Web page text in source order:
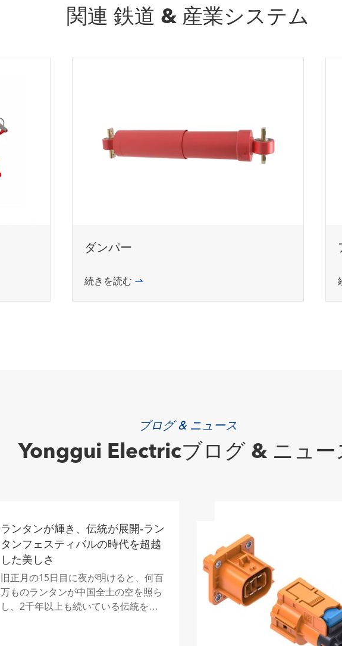
関連 鉄道 & 産業システム
ダンパー
続きを読む 
ブログ & ニュース
Yonggui Electricブログ & ニュー
ランタンが輝き、伝統が展開-ラン
タンフェスティバルの時代を超越
した美しさ
旧正月の15日目に夜が明けると、何百
万ものランタンが中国全土の空を照ら
し、2千年以上も続いている伝統を伝